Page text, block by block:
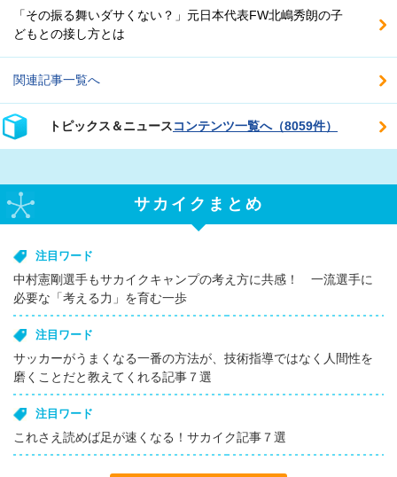
「その振る舞いダサくない？」元日本代表FW北嶋秀朗の子
どもとの接し方とは
関連記事一覧へ
トピックス＆ニュースコンテンツ一覧へ（8059件）
サカイクまとめ
注目ワード
中村憲剛選手もサカイクキャンプの考え方に共感！ 一流選手に
必要な「考える力」を育む一歩
注目ワード
サッカーがうまくなる一番の方法が、技術指導ではなく人間性を
磨くことだと教えてくれる記事７選
注目ワード
これさえ読めば足が速くなる！サカイク記事７選